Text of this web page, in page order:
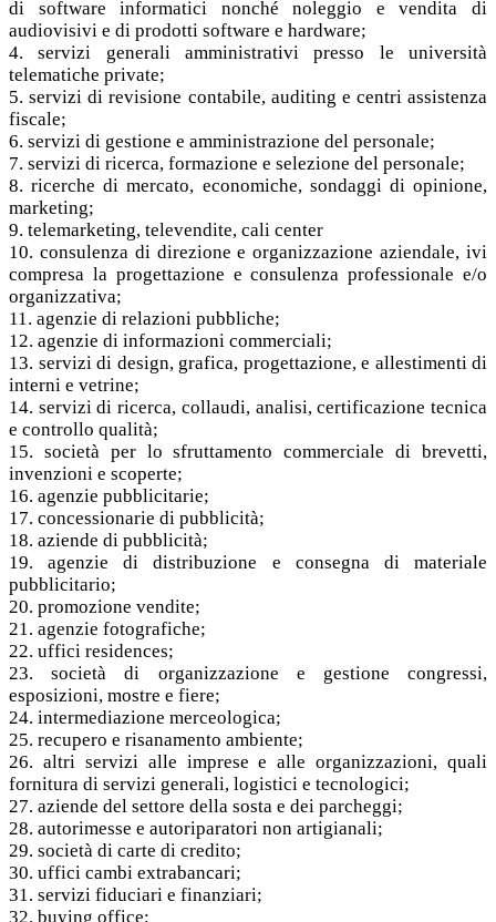
di software informatici nonché noleggio e vendita di
audiovisivi e di prodotti software e hardware;
4. servizi generali amministrativi presso le università
telematiche private;
5. servizi di revisione contabile, auditing e centri assistenza
fiscale;
6. servizi di gestione e amministrazione del personale;
7. servizi di ricerca, formazione e selezione del personale;
8. ricerche di mercato, economiche, sondaggi di opinione,
marketing;
9. telemarketing, televendite, cali center
10. consulenza di direzione e organizzazione aziendale, ivi
compresa la progettazione e consulenza professionale e/o
organizzativa;
11. agenzie di relazioni pubbliche;
12. agenzie di informazioni commerciali;
13. servizi di design, grafica, progettazione, e allestimenti di
interni e vetrine;
14. servizi di ricerca, collaudi, analisi, certificazione tecnica
e controllo qualità;
15. società per lo sfruttamento commerciale di brevetti,
invenzioni e scoperte;
16. agenzie pubblicitarie;
17. concessionarie di pubblicità;
18. aziende di pubblicità;
19. agenzie di distribuzione e consegna di materiale
pubblicitario;
20. promozione vendite;
21. agenzie fotografiche;
22. uffici residences;
23. società di organizzazione e gestione congressi,
esposizioni, mostre e fiere;
24. intermediazione merceologica;
25. recupero e risanamento ambiente;
26. altri servizi alle imprese e alle organizzazioni, quali
fornitura di servizi generali, logistici e tecnologici;
27. aziende del settore della sosta e dei parcheggi;
28. autorimesse e autoriparatori non artigianali;
29. società di carte di credito;
30. uffici cambi extrabancari;
31. servizi fiduciari e finanziari;
32. buying office;